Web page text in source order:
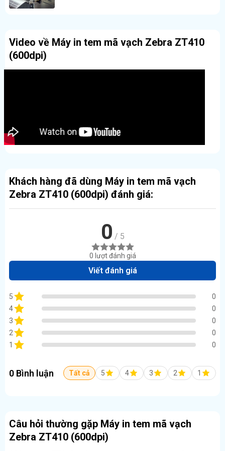
Nếu bạn cần một máy in
Video về Máy in tem mã vạch Zebra ZT410
(600dpi)
Khách hàng đã dùng Máy in tem mã vạch
Zebra ZT410 (600dpi) đánh giá:
0 / 5
0 lượt đánh giá
Viết đánh giá
5
0
4
0
3
0
2
0
1
0
0 Bình luận Tất cả 5 4 3 2 1
Câu hỏi thường gặp Máy in tem mã vạch
Zebra ZT410 (600dpi)